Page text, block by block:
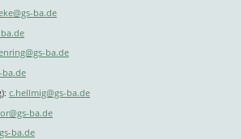
ba.de
ba.de
ba.de
c.hellmig@gs-ba.de
ba.de
ba.de